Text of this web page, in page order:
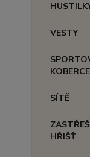
VESTY
KOBERCE
SÍTĚ
HŘIŠŤ